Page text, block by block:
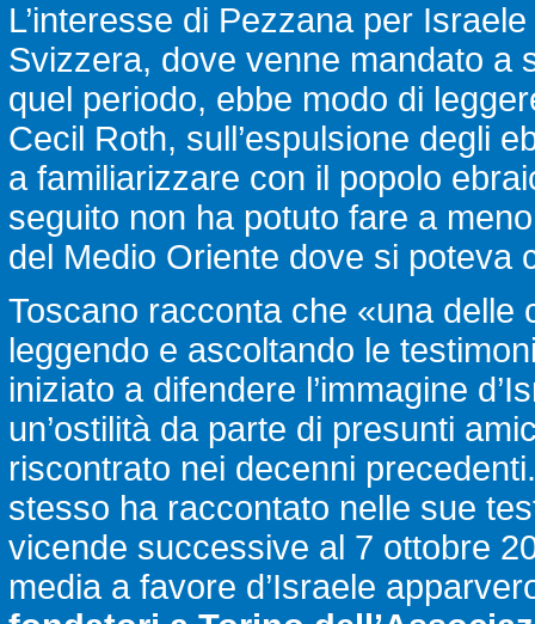
L’interesse di Pezzana per
Svizzera, dove venne mandato a
quel periodo, ebbe modo di
Cecil Roth, sull’espulsione degli
a familiarizzare con il popolo
seguito non ha potuto fare a
del Medio Oriente dove si poteva
Toscano racconta che «una
leggendo e ascoltando le
iniziato a difendere l’immagine
un’ostilità da parte di presunti
riscontrato nei decenni
stesso ha raccontato nelle sue
vicende successive al 7 ottobre
media a favore d’Israele